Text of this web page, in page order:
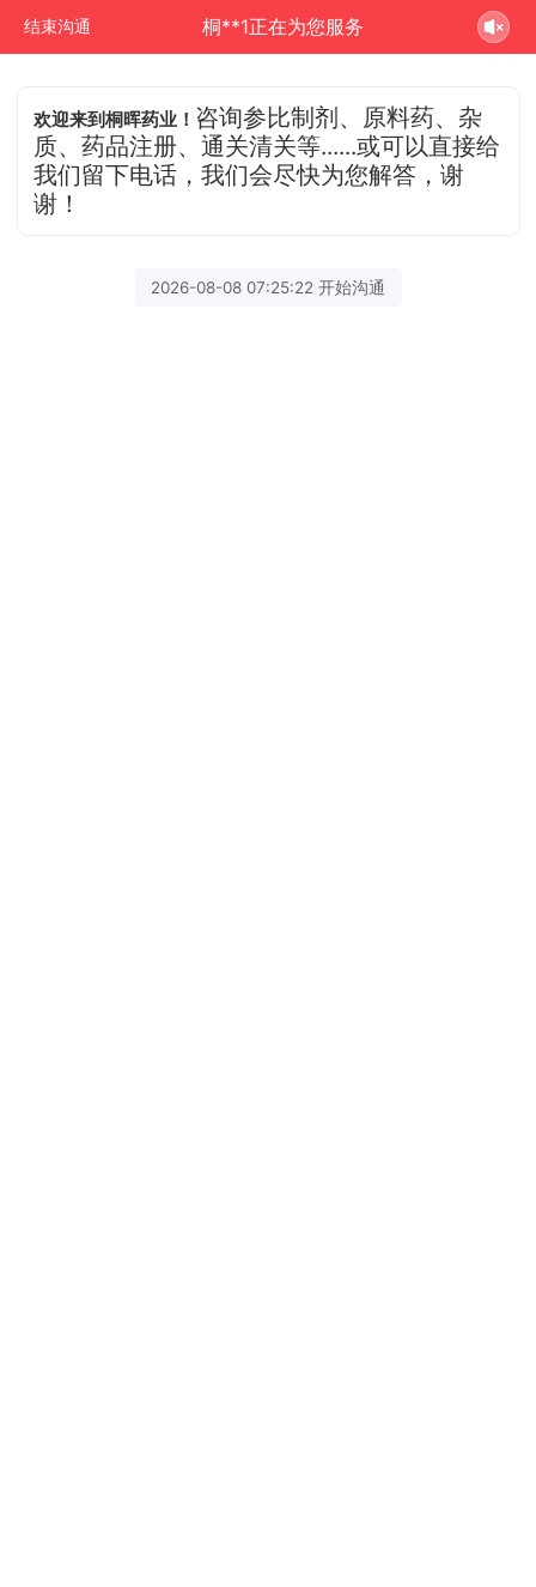
结束沟通 桐**1正在为您服务
欢迎来到桐晖药业！ 咨询参比制剂、原料药、杂
质、药品注册、通关清关等......或可以直接给
我们留下电话，我们会尽快为您解答，谢
谢！
2026-08-08 07:25:22 开始沟通